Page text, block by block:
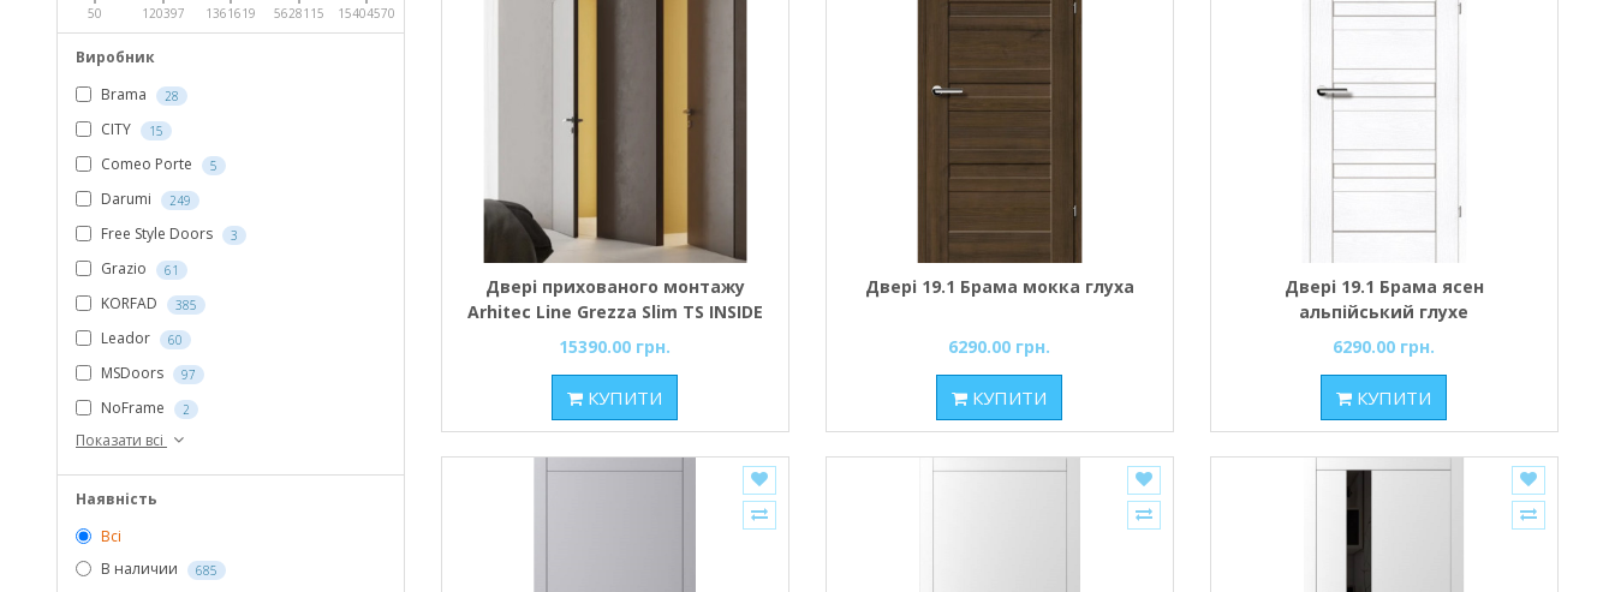
50 120397 1361619 5628115 15404570
Виробник
Brama
28
CITY 15
Comeo Porte 5
Darumi 249
Free Style Doors 3
Grazio 61
KORFAD 385
Leador 60
MSDoors 97
NoFrame 2
Показати всі
Наявність
Всі
В наличии
685
Двері прихованого монтажу
Arhitec Line Grezza Slim TS INSIDE
+ торец AL чорний під
фарбування, Comeo Porte
15390.00 грн.
КУПИТИ
Двері 19.1 Брама мокка глуха
6290.00 грн.
КУПИТИ
Двері 19.1 Брама ясен
альпійський глухе
6290.00 грн.
КУПИТИ